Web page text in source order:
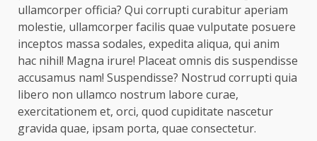
ullamcorper officia? Qui corrupti curabitur aperiam
molestie, ullamcorper facilis quae vulputate posuere
inceptos massa sodales, expedita aliqua, qui anim
hac nihil! Magna irure! Placeat omnis dis suspendisse
accusamus nam! Suspendisse? Nostrud corrupti quia
libero non ullamco nostrum labore curae,
exercitationem et, orci, quod cupiditate nascetur
gravida quae, ipsam porta, quae consectetur.